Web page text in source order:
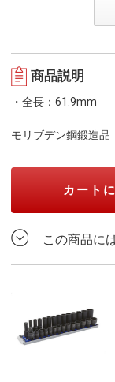
商品説明
・全長：61.9mm
モリブデン鋼鍛造品
カート
この商品に